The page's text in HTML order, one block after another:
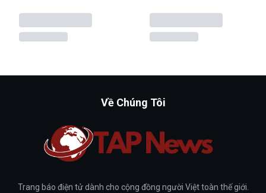
Về Chúng Tôi
Trang báo điện tử dành cho cộng đồng người Việt toàn thế giới.